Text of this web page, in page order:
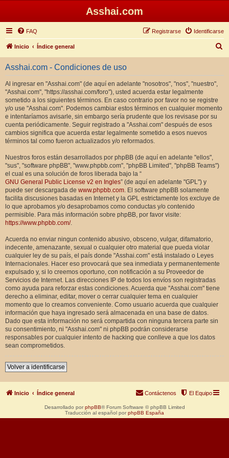
Asshai.com
FAQ Identificarse
Registrarse
Inicio Índice general
u
Asshai.com - Condiciones de uso
Al ingresar en "Asshai.com" (de aquí en adelante "nosotros", "nos", "nuestro",
"Asshai.com", "https://asshai.com/foro"), usted acuerda estar legalmente
sometido a los siguientes términos. En caso contrario por favor no se registre
y/o use "Asshai.com". Podemos cambiar estos términos en cualquier momento
e intentaríamos avisarle, sin embargo sería prudente que los revisase por su
cuenta periódicamente. Seguir registrado a "Asshai.com" después de esos
cambios significa que acuerda estar legalmente sometido a esos nuevos
términos tal como fueron actualizados y/o reformados.
Nuestros foros están desarrollados por phpBB (de aquí en adelante "ellos",
"sus", "software phpBB", "www.phpbb.com", "phpBB Limited", "phpBB Teams")
el cual es una solución de foros liberada bajo la “
GNU General Public License v2 en Ingles” (de aquí en adelante "GPL") y
puede ser descargada de www.phpbb.com. El software phpBB solamente
facilita discusiones basadas en Internet y la GPL estrictamente los excluye de
lo que aprobamos y/o desaprobamos como conductas y/o contenido
permisible. Para más información sobre phpBB, por favor visite:
https://www.phpbb.com/.
Acuerda no enviar ningun contenido abusivo, obsceno, vulgar, difamatorio,
indecente, amenazante, sexual o cualquier otro material que pueda violar
cualquier ley de su país, el país donde "Asshai.com" está instalado o Leyes
Internacionales. Hacer eso provocará que sea inmediata y permanentemente
expulsado y, si lo creemos oportuno, con notificación a su Proveedor de
Servicios de Internet. Las direcciones IP de todos los envíos son registradas
como ayuda para reforzar estas condiciones. Acuerda que "Asshai.com" tiene
derecho a eliminar, editar, mover o cerrar cualquier tema en cualquier
momento que lo creamos conveniente. Como usuario acuerda que cualquier
información que haya ingresado será almacenada en una base de datos.
Dado que esta información no será compartida con ninguna tercera parte sin
su consentimiento, ni "Asshai.com" ni phpBB podrán considerarse
responsables por cualquier intento de hacking que conlleve a que los datos
sean comprometidos.
Volver a identificarse
Inicio Índice general El Equipo
Contáctenos
Desarrollado por phpBB® Forum Software © phpBB Limited
Traducción al español por phpBB España